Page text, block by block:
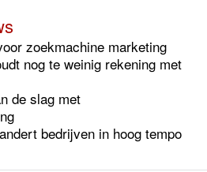
zoekmachine marketing
nog te weinig rekening met
de slag met
bedrijven in hoog tempo